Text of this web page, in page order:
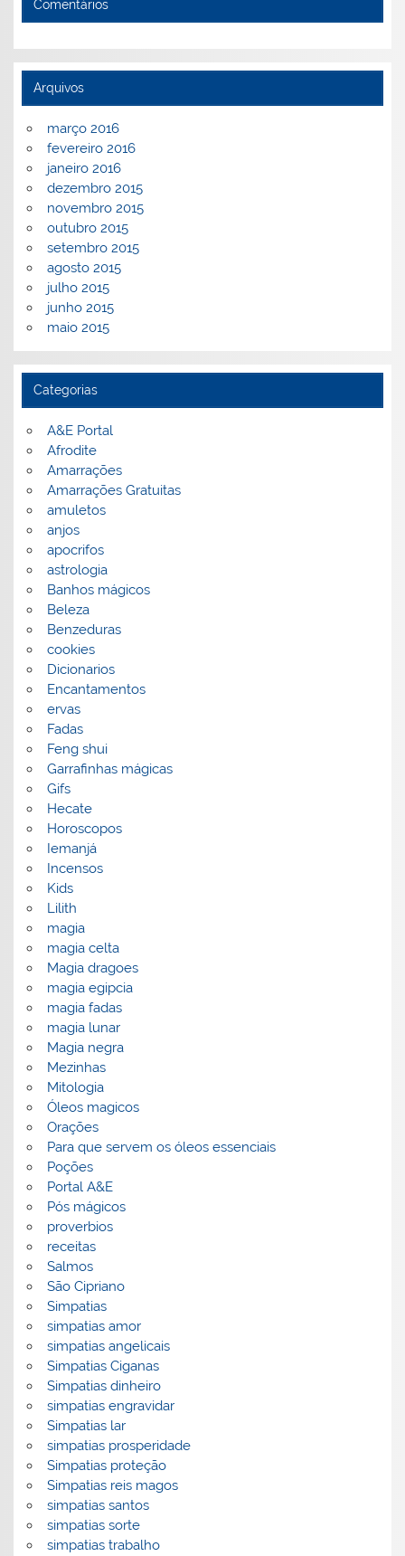
Comentários
Arquivos
março 2016
fevereiro 2016
janeiro 2016
dezembro 2015
novembro 2015
outubro 2015
setembro 2015
agosto 2015
julho 2015
junho 2015
maio 2015
Categorias
A&E Portal
Afrodite
Amarrações
Amarrações Gratuitas
amuletos
anjos
apocrifos
astrologia
Banhos mágicos
Beleza
Benzeduras
cookies
Dicionarios
Encantamentos
ervas
Fadas
Feng shui
Garrafinhas mágicas
Gifs
Hecate
Horoscopos
Iemanjá
Incensos
Kids
Lilith
magia
magia celta
Magia dragoes
magia egipcia
magia fadas
magia lunar
Magia negra
Mezinhas
Mitologia
Óleos magicos
Orações
Para que servem os óleos essenciais
Poções
Portal A&E
Pós mágicos
proverbios
receitas
Salmos
São Cipriano
Simpatias
simpatias amor
simpatias angelicais
Simpatias Ciganas
Simpatias dinheiro
simpatias engravidar
Simpatias lar
simpatias prosperidade
Simpatias proteção
Simpatias reis magos
simpatias santos
simpatias sorte
simpatias trabalho